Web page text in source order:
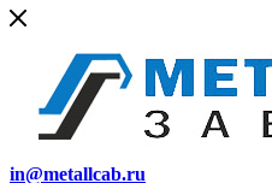
in@metallcab.ru